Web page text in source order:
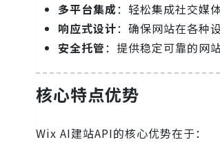
多平台集成：轻松集成社交媒
响应式设计：确保网站在各种
安全托管：提供稳定可靠的网
核心特点优势
Wix AI建站API的核心优势在于：